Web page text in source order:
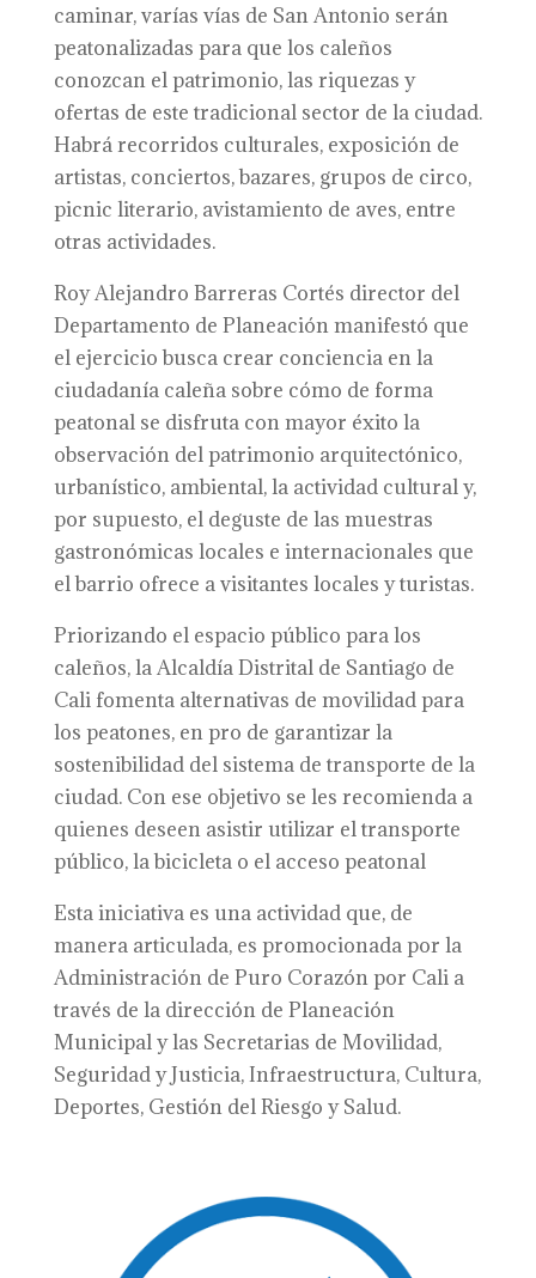
caminar, varías vías de San Antonio serán
peatonalizadas para que los caleños
conozcan el patrimonio, las riquezas y
ofertas de este tradicional sector de la ciudad.
Habrá recorridos culturales, exposición de
artistas, conciertos, bazares, grupos de circo,
picnic literario, avistamiento de aves, entre
otras actividades.
Roy Alejandro Barreras Cortés director del
Departamento de Planeación manifestó que
el ejercicio busca crear conciencia en la
ciudadanía caleña sobre cómo de forma
peatonal se disfruta con mayor éxito la
observación del patrimonio arquitectónico,
urbanístico, ambiental, la actividad cultural y,
por supuesto, el deguste de las muestras
gastronómicas locales e internacionales que
el barrio ofrece a visitantes locales y turistas.
Priorizando el espacio público para los
caleños, la Alcaldía Distrital de Santiago de
Cali fomenta alternativas de movilidad para
los peatones, en pro de garantizar la
sostenibilidad del sistema de transporte de la
ciudad. Con ese objetivo se les recomienda a
quienes deseen asistir utilizar el transporte
público, la bicicleta o el acceso peatonal
Esta iniciativa es una actividad que, de
manera articulada, es promocionada por la
Administración de Puro Corazón por Cali a
través de la dirección de Planeación
Municipal y las Secretarias de Movilidad,
Seguridad y Justicia, Infraestructura, Cultura,
Deportes, Gestión del Riesgo y Salud.